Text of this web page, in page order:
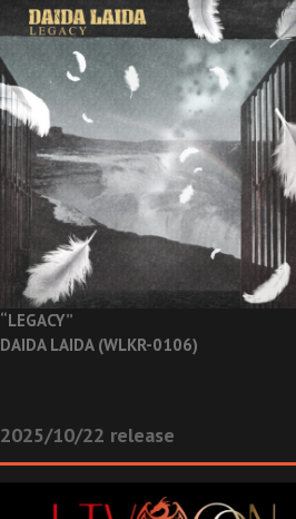
“LEGACY”
DAIDA LAIDA (WLKR-0106)
2025/10/22 release